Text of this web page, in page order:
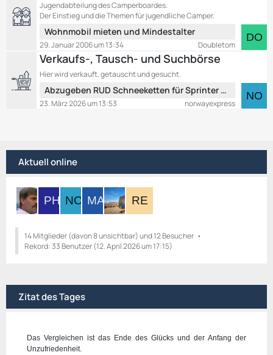
r
e
t
e
e
i
t
g
Jugendabteilung des Camperboardes.
Der Einstieg und die Themen für jugendliche Camper.
e
t
z
t
B
r
ä
g
e
Wohnmobil mieten und Mindestalter
Doubletom
29. Januar 2006 um 13:34
Verkaufs-, Tausch- und Suchbörse
Hier wird verkauft, getauscht und gesucht.
e
e
B
e
i
g
e
Abzugeben RUD Schneeketten für Sprinter über 5 T
norwayexpress
23. März 2026 um 13:53
Aktuell online
14 Mitglieder (davon 8 unsichtbar) und 12 Besucher
Rekord: 33 Benutzer (12. April 2026 um 17:15)
Zitat des Tages
Das Vergleichen ist das Ende des Glücks und der Anfang der
Unzufriedenheit.